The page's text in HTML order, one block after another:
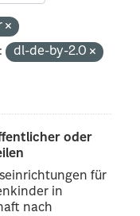
dl-de-by-2.0
oder
für
in
nach